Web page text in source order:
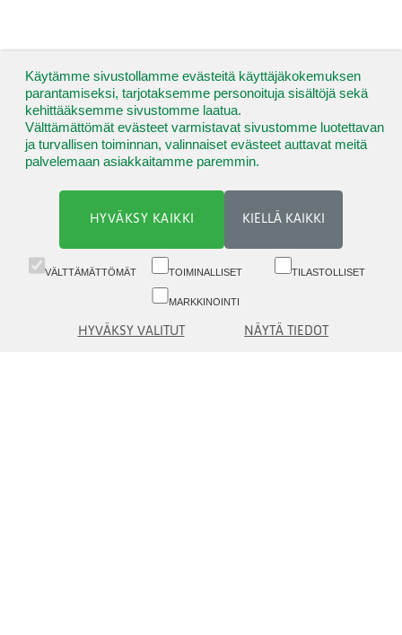
Käytämme sivustollamme evästeitä käyttäjäkokemuksen
parantamiseksi, tarjotaksemme personoituja sisältöjä sekä
kehittääksemme sivustomme laatua.
Välttämättömät evästeet varmistavat sivustomme luotettavan
ja turvallisen toiminnan, valinnaiset evästeet auttavat meitä
palvelemaan asiakkaitamme paremmin.
HYVÄKSY KAIKKI KIELLÄ KAIKKI
VÄLTTÄMÄTTÖMÄT TOIMINALLISET TILASTOLLISET
MARKKINOINTI
HYVÄKSY VALITUT NÄYTÄ TIEDOT